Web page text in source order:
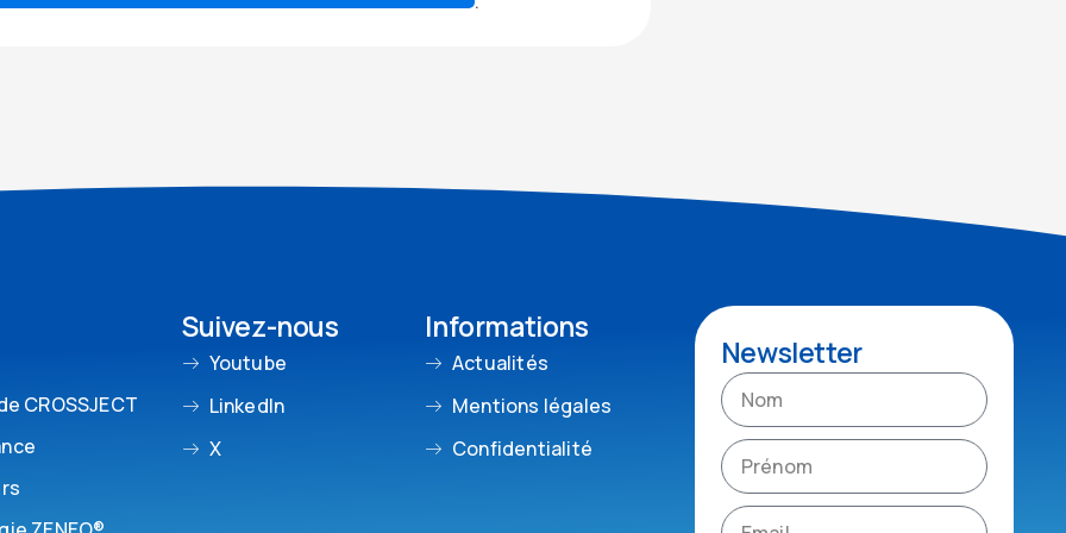
CROSSJECT
Suivez-nous
Youtube
LinkedIn
X
Informations
Actualités
Mentions légales
Confidentialité
Newsletter